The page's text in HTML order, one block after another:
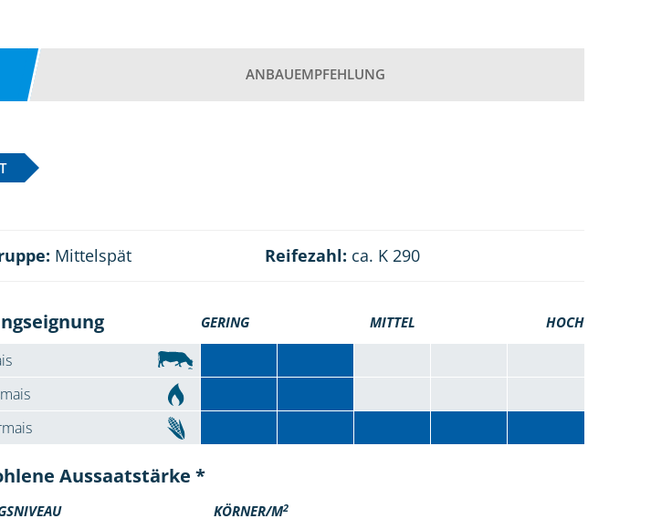
ANBAUEMPFEHLUNG
Mittelspät Reifezahl: ca. K 290
GERING MITTEL HOCH
Aussaatstärke *
KÖRNER/M2